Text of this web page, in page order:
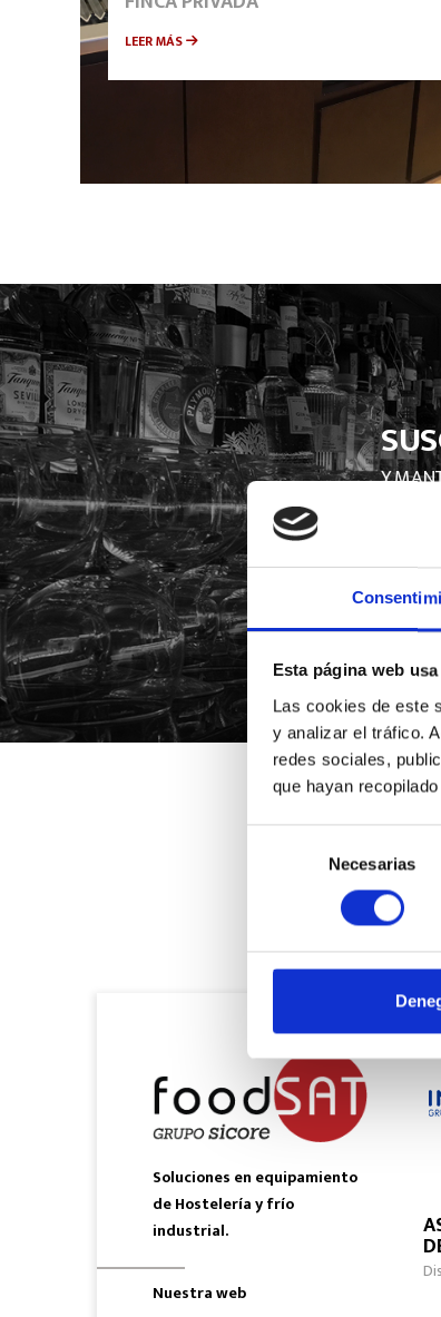
Esta página web
Las cookies de este
y analizar el tráfico.
redes sociales,
que hayan
consentimiento
Necesarias
LEER MÁS
Y
*Suscribiéndote
Soluciones en equipamiento
de Hostelería y frío
industrial.
Nuestra web